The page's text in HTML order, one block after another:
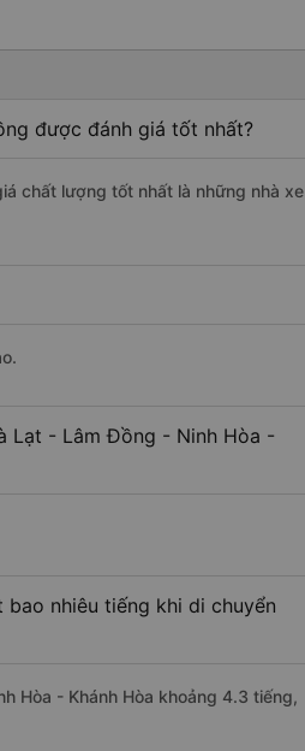
được đánh giá tốt nhất?
chất lượng tốt nhất là những nhà xe
Lạt - Lâm Đồng - Ninh Hòa -
nhiêu tiếng khi di chuyển
Hòa - Khánh Hòa khoảng 4.3 tiếng,